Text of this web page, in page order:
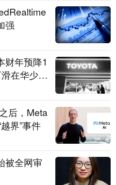
强
财年预降1
在华少卖
后，Meta
界”事件
被全网审